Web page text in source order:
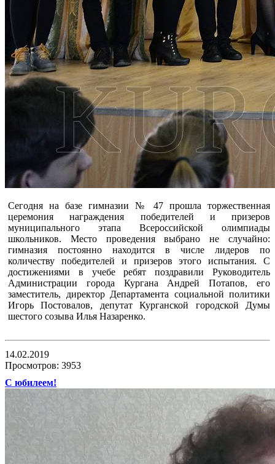
Сегодня на базе гимназии № 47 прошла торжественная
церемония награждения победителей и призеров
муниципального этапа Всероссийской олимпиады
школьников. Место проведения выбрано не случайно:
гимназия постоянно находится в числе лидеров по
количеству победителей и призеров этого испытания. С
достижениями в учебе ребят поздравили Руководитель
Администрации города Кургана Андрей Потапов, его
заместитель, директор Департамента социальной политики
Игорь Постовалов, депутат Курганской городской Думы
шестого созыва Илья Назаренко.
14.02.2019
Просмотров: 3953
С юбилеем!